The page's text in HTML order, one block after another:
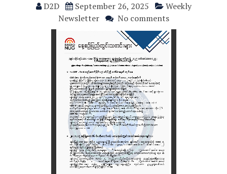
D2D September 26, 2025
Weekly
Newsletter
No comments